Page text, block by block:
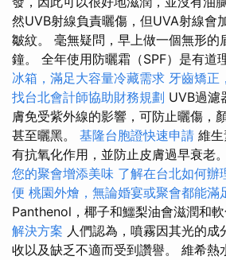
然UVB射線負責曬傷，但UVA射線會
皺紋。 毫無疑問，早上做一個無形的
鐘。 全年使用防曬霜（SPF）是有道
冰箱，滿足大容量冷藏需求 牙齒矯正
找台北會計師協助財務規劃 UVB過濾
膚免受紫外線的影響，可防止曬傷，
甚至曬黑。 基隆台胞證快速申請 維
有抗氧化作用，並防止皮膚過早衰老。
您的聚會增添美味 了解在台北如何辦
便 桃園外燴，無論婚宴或聚會都能滿
Panthenol，椰子和鱷梨油會滋潤和軟
解決方案 人們認為，噴霧因其光的成
收以及缺乏不適而受到讚譽。 維希熱